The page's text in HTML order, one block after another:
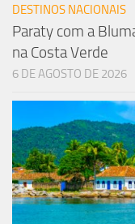
DESTINOS NACIONAIS
Paraty com a
na Costa Verde
6 DE AGOSTO DE 2026